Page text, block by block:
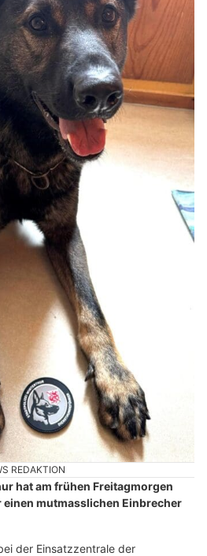
REDAKTION
hat am frühen Freitagmorgen
einen mutmasslichen Einbrecher
der Einsatzzentrale der